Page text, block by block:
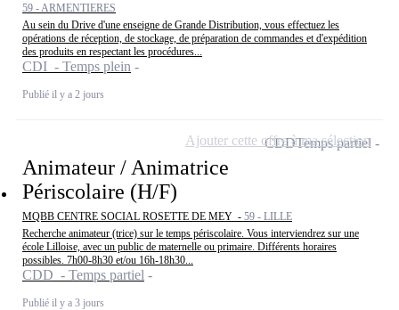
59 - ARMENTIERES
Au sein du Drive d'une enseigne de Grande Distribution, vous effectuez les
opérations de réception, de stockage, de préparation de commandes et d'expédition
des produits en respectant les procédures...
CDI - Temps plein
Publié il y a 2 jours
Animateur / Animatrice
Périscolaire (H/F)
MQBB CENTRE SOCIAL ROSETTE DE MEY - 59 - LILLE
Recherche animateur (trice) sur le temps périscolaire. Vous interviendrez sur une
école Lilloise, avec un public de maternelle ou primaire. Différents horaires
possibles. 7h00-8h30 et/ou 16h-18h30...
CDD - Temps partiel
Publié il y a 3 jours
CDDTemps partiel
Ajouter cette offre à ma sélection